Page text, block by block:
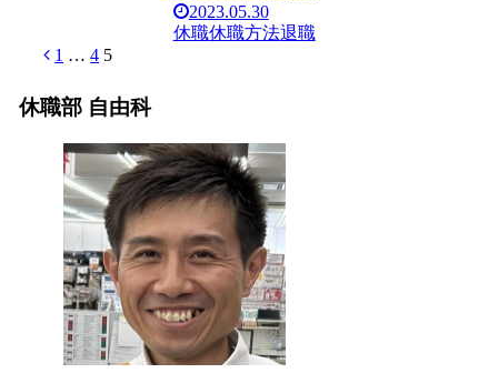
2023.05.30
休職休職方法退職
前1 … 4 5
休職部 自由科